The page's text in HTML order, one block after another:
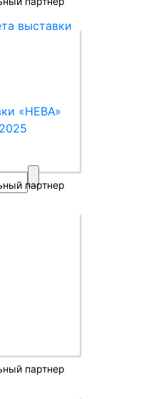
выставки
«НЕВА»
партнер
партнер